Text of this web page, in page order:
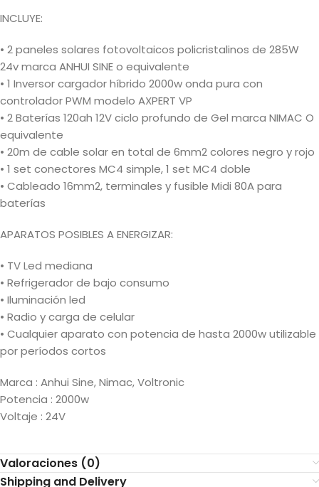
INCLUYE:
• 2 paneles solares fotovoltaicos policristalinos de 285W
24v marca ANHUI SINE o equivalente
• 1 Inversor cargador híbrido 2000w onda pura con
controlador PWM modelo AXPERT VP
• 2 Baterías 120ah 12V ciclo profundo de Gel marca NIMAC O
equivalente
• 20m de cable solar en total de 6mm2 colores negro y rojo
• 1 set conectores MC4 simple, 1 set MC4 doble
• Cableado 16mm2, terminales y fusible Midi 80A para
baterías
APARATOS POSIBLES A ENERGIZAR:
• TV Led mediana
• Refrigerador de bajo consumo
• Iluminación led
• Radio y carga de celular
• Cualquier aparato con potencia de hasta 2000w utilizable
por períodos cortos
Marca : Anhui Sine, Nimac, Voltronic
Potencia : 2000w
Voltaje : 24V
Valoraciones (0)
Shipping and Delivery